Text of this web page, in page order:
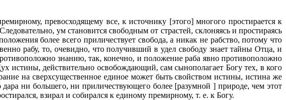
превосходящему все, к источнику [этого] многого простирается к
ум становится свободным от страстей, склоняясь и простираясь
более всего приличествует свобода, а никак не рабство, потому что
рабу, то, очевидно, что получивший в удел свободу знает тайны Отца, и
знанию, так, конечно, и положение раба явно противоположно
истины, действительно освобождающий, сам сынополагает Богу тех, в кого
на сверхсущественное единое может быть свойством истины, истина же
ни большего, ни приличествующего более [разумной ] природе, чем этот
взирал и собирался к единому премирному, т. е. к Богу.